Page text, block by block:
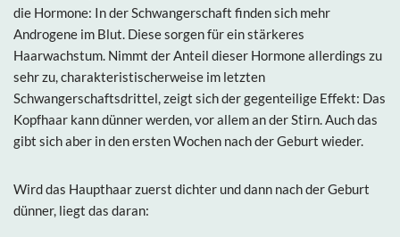
die Hormone: In der Schwangerschaft finden sich mehr
Androgene im Blut. Diese sorgen für ein stärkeres
Haarwachstum. Nimmt der Anteil dieser Hormone allerdings zu
sehr zu, charakteristischerweise im letzten
Schwangerschaftsdrittel, zeigt sich der gegenteilige Effekt: Das
Kopfhaar kann dünner werden, vor allem an der Stirn. Auch das
gibt sich aber in den ersten Wochen nach der Geburt wieder.
Wird das Haupthaar zuerst dichter und dann nach der Geburt
dünner, liegt das daran: